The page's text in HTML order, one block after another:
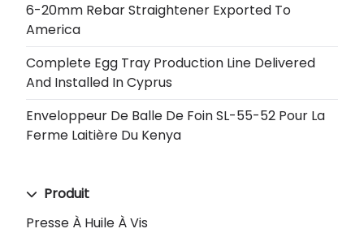
6-20mm Rebar Straightener Exported To
America
Complete Egg Tray Production Line Delivered
And Installed In Cyprus
Enveloppeur De Balle De Foin SL-55-52 Pour La
Ferme Laitière Du Kenya
Produit
Presse À Huile À Vis